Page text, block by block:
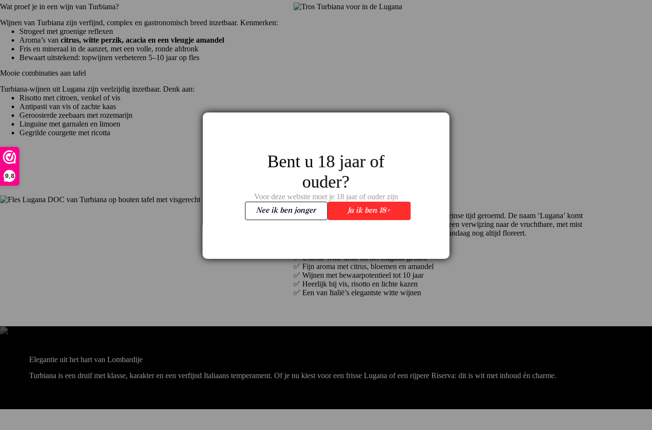
9,8
Wat proef je in een wijn van Turbiana?
Wijnen van Turbiana zijn verfijnd, complex en gastronomisch breed inzetbaar. Kenmerken:
Strogeel met groenige reflexen
Aroma’s van citrus, witte perzik, acacia en een vleugje amandel
Fris en mineraal in de aanzet, met een volle, ronde afdronk
Bewaart uitstekend: topwijnen verbeteren 5–10 jaar op fles
Mooie combinaties aan tafel
Turbiana-wijnen uit Lugana zijn veelzijdig inzetbaar. Denk aan:
Risotto met citroen, venkel of vis
Antipasti van vis of zachte kaas
Geroosterde zeebaars met rozemarijn
Linguine met garnalen en limoen
Gegrilde courgette met ricotta
Leuk weetje over Turbiana
Lugana-wijnen van Turbiana werden al in de Romeinse tijd geroemd. De naam ‘Lugana’ komt
(heilig bos) – een verwijzing naar de vruchtbare, met mist
omhulde zone aan het Gardameer waar Turbiana vandaag nog altijd floreert.
✅ Unieke witte druif uit het Lugana-gebied
✅ Fijn aroma met citrus, bloemen en amandel
✅ Wijnen met bewaarpotentieel tot 10 jaar
✅ Heerlijk bij vis, risotto en lichte kazen
✅ Een van Italië’s elegantste witte wijnen
Elegantie uit het hart van Lombardije
Turbiana is een druif met klasse, karakter en een verfijnd Italiaans temperament. Of je nu kiest voor een frisse Lugana of een rijpere Riserva: dit is wit met inhoud én charme.
Bent u 18 jaar of
ouder?
Voor deze website moet je 18 jaar of ouder zijn
Ja ik ben 18+
Nee ik ben jonger